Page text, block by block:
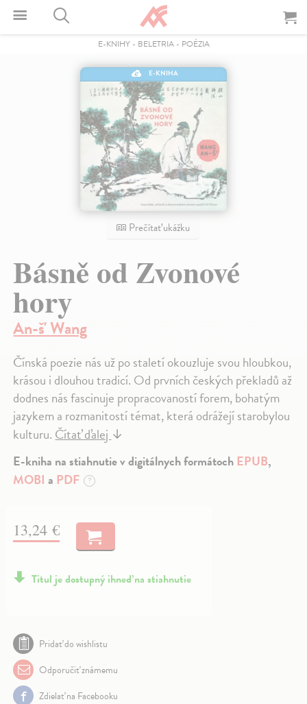
E-KNIHY- BELETRIA- POÉZIA
E-KNIHA
Prečítať ukážku
Básně od Zvonové
hory
An-š' Wang
Čínská poezie nás už po staletí okouzluje svou hloubkou,
krásou i dlouhou tradicí. Od prvních českých překladů až
dodnes nás fascinuje propracovaností forem, bohatým
jazykem a rozmanitostí témat, která odrážejí starobylou
kulturu. Čítať ďalej ↓
E-kniha na stiahnutie v digitálnych formátochEPUB,
MOBI a PDF ?
13,24 €
Titul je dostupný ihneď na stiahnutie
Pridať do wishlistu
Odporučiť známemu
Zdielať na Facebooku